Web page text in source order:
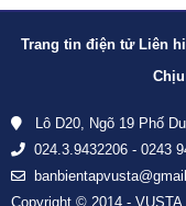
Trang tin điện tử Liên
Lô D20, Ngõ 19 Phố
024.3.9432206 - 0243
Copyright © 2014 -